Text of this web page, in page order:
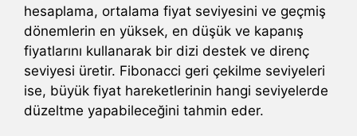
hesaplama, ortalama fiyat seviyesini ve geçmiş
dönemlerin en yüksek, en düşük ve kapanış
fiyatlarını kullanarak bir dizi destek ve direnç
seviyesi üretir. Fibonacci geri çekilme seviyeleri
ise, büyük fiyat hareketlerinin hangi seviyelerde
düzeltme yapabileceğini tahmin eder.